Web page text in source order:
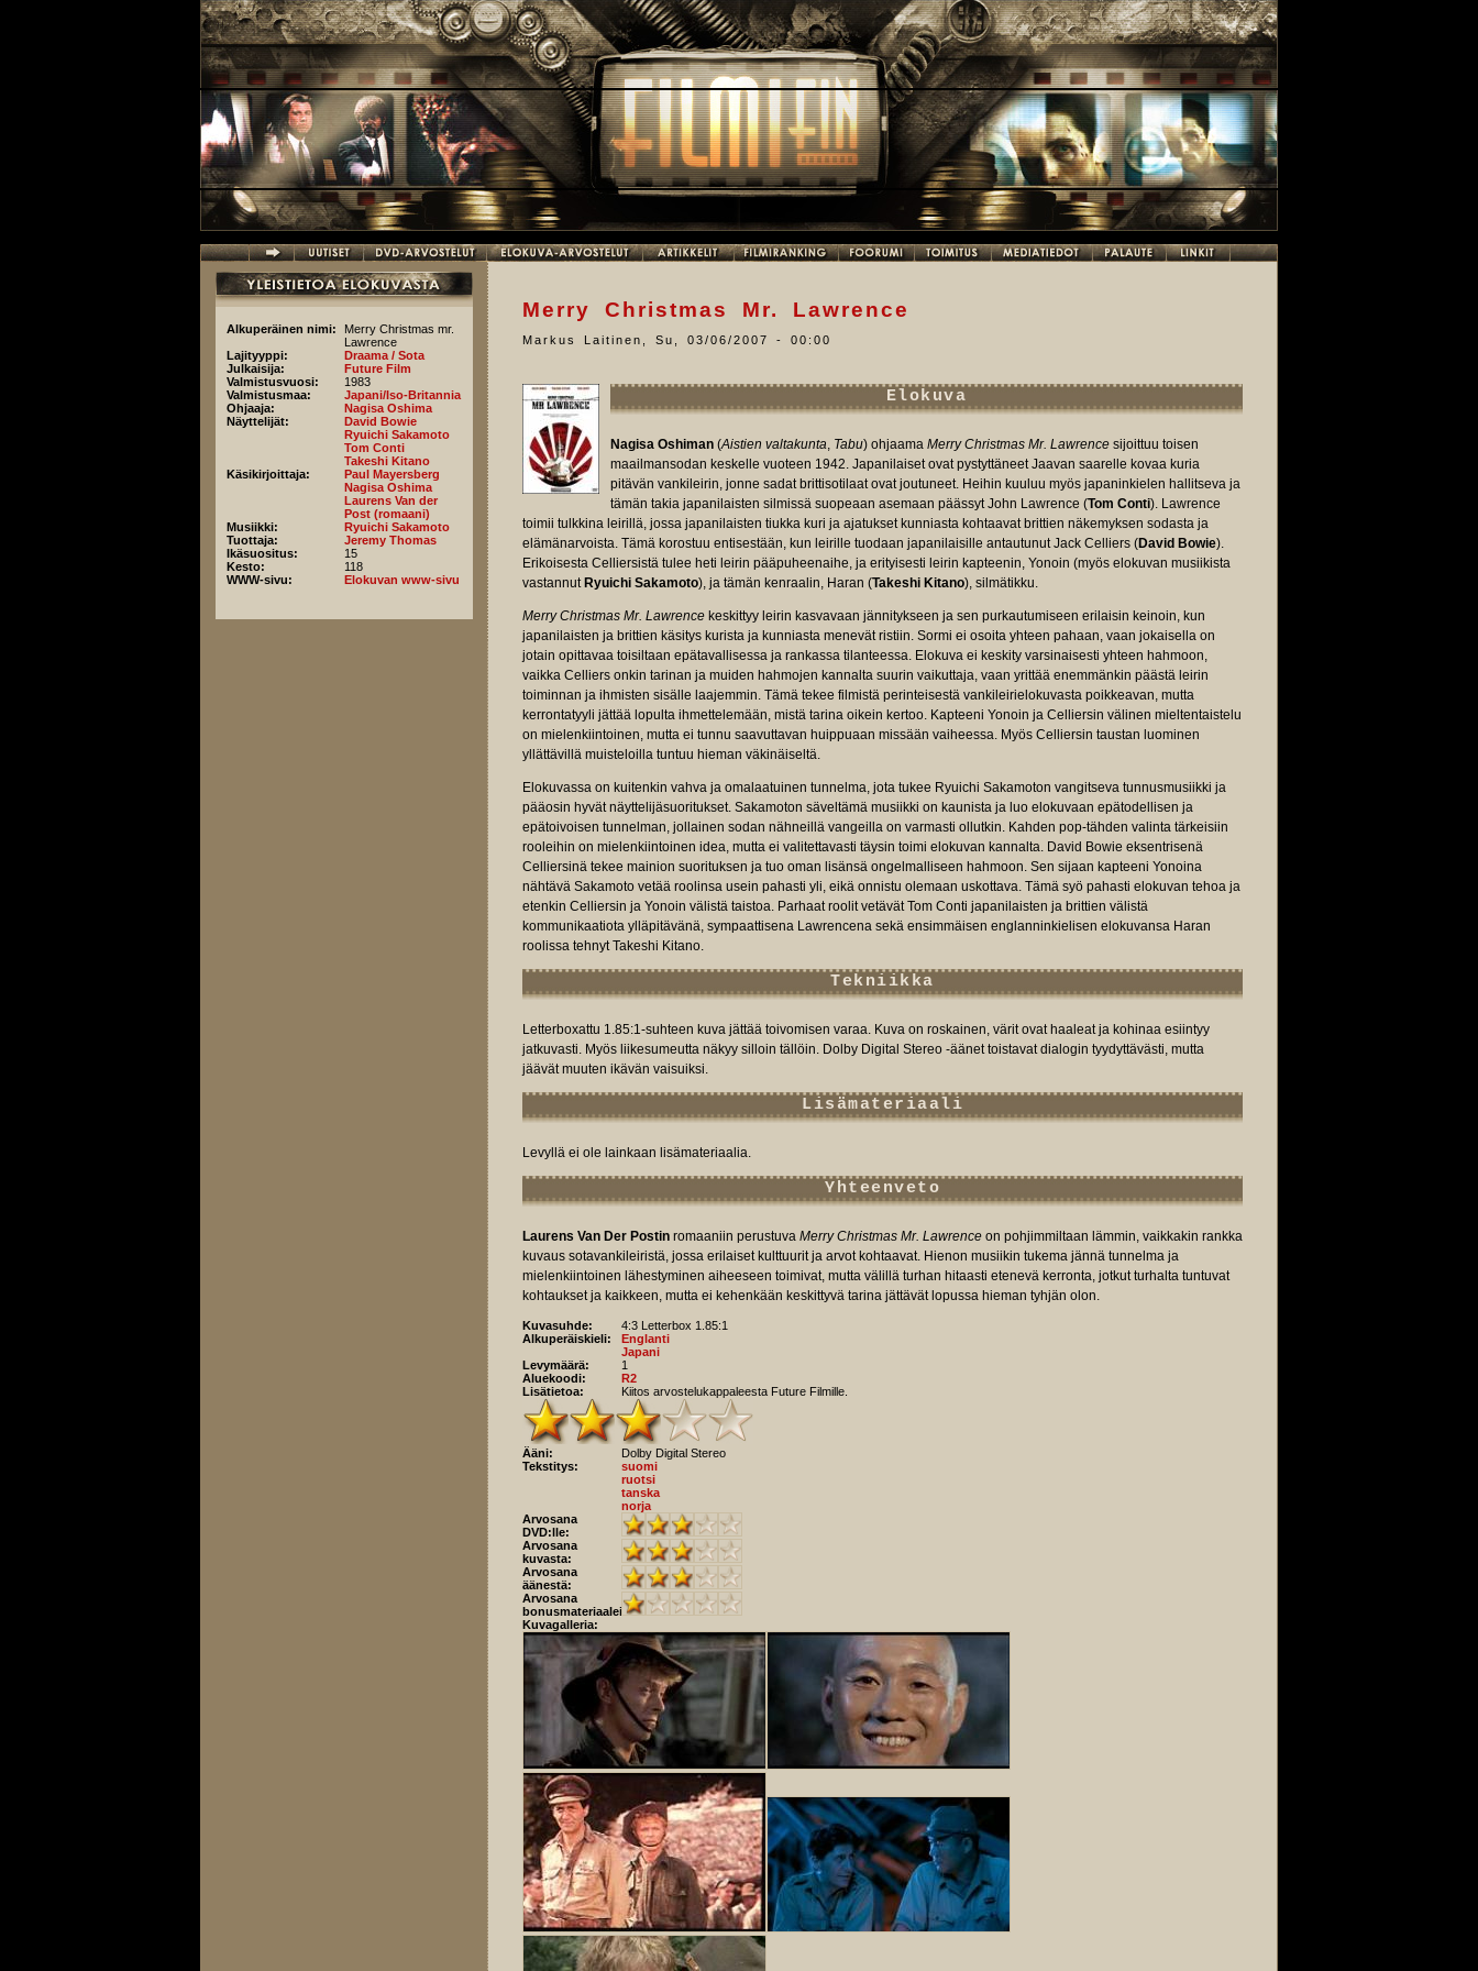
Alkuperäinen nimi:
Merry Christmas mr.
Lawrence
Lajityyppi:
Draama / Sota
Julkaisija:
Future Film
Valmistusvuosi:
1983
Valmistusmaa:
Japani/Iso-Britannia
Ohjaaja:
Nagisa Oshima
Näyttelijät:
David Bowie
Ryuichi Sakamoto
Tom Conti
Takeshi Kitano
Käsikirjoittaja:
Paul Mayersberg
Nagisa Oshima
Laurens Van der
Post (romaani)
Musiikki:
Ryuichi Sakamoto
Tuottaja:
Jeremy Thomas
Ikäsuositus:
15
Kesto:
118
WWW-sivu:
Elokuvan www-sivu
Merry Christmas Mr. Lawrence
Markus Laitinen Su, 03/06/2007 - 00:00
Elokuva
Nagisa Oshiman (Aistien valtakunta, Tabu) ohjaama Merry Christmas Mr. Lawrence sijoittuu toisen
maailmansodan keskelle vuoteen 1942. Japanilaiset ovat pystyttäneet Jaavan saarelle kovaa kuria
pitävän vankileirin, jonne sadat brittisotilaat ovat joutuneet. Heihin kuuluu myös japaninkielen hallitseva ja
tämän takia japanilaisten silmissä suopeaan asemaan päässyt John Lawrence (Tom Conti). Lawrence
toimii tulkkina leirillä, jossa japanilaisten tiukka kuri ja ajatukset kunniasta kohtaavat brittien näkemyksen sodasta ja
elämänarvoista. Tämä korostuu entisestään, kun leirille tuodaan japanilaisille antautunut Jack Celliers (David Bowie).
Erikoisesta Celliersistä tulee heti leirin pääpuheenaihe, ja erityisesti leirin kapteenin, Yonoin (myös elokuvan musiikista
vastannut Ryuichi Sakamoto), ja tämän kenraalin, Haran (Takeshi Kitano), silmätikku.
Merry Christmas Mr. Lawrence keskittyy leirin kasvavaan jännitykseen ja sen purkautumiseen erilaisin keinoin, kun
japanilaisten ja brittien käsitys kurista ja kunniasta menevät ristiin. Sormi ei osoita yhteen pahaan, vaan jokaisella on
jotain opittavaa toisiltaan epätavallisessa ja rankassa tilanteessa. Elokuva ei keskity varsinaisesti yhteen hahmoon,
vaikka Celliers onkin tarinan ja muiden hahmojen kannalta suurin vaikuttaja, vaan yrittää enemmänkin päästä leirin
toiminnan ja ihmisten sisälle laajemmin. Tämä tekee filmistä perinteisestä vankileirielokuvasta poikkeavan, mutta
kerrontatyyli jättää lopulta ihmettelemään, mistä tarina oikein kertoo. Kapteeni Yonoin ja Celliersin välinen mieltentaistelu
on mielenkiintoinen, mutta ei tunnu saavuttavan huippuaan missään vaiheessa. Myös Celliersin taustan luominen
yllättävillä muisteloilla tuntuu hieman väkinäiseltä.
Elokuvassa on kuitenkin vahva ja omalaatuinen tunnelma, jota tukee Ryuichi Sakamoton vangitseva tunnusmusiikki ja
pääosin hyvät näyttelijäsuoritukset. Sakamoton säveltämä musiikki on kaunista ja luo elokuvaan epätodellisen ja
epätoivoisen tunnelman, jollainen sodan nähneillä vangeilla on varmasti ollutkin. Kahden pop-tähden valinta tärkeisiin
rooleihin on mielenkiintoinen idea, mutta ei valitettavasti täysin toimi elokuvan kannalta. David Bowie eksentrisenä
Celliersinä tekee mainion suorituksen ja tuo oman lisänsä ongelmalliseen hahmoon. Sen sijaan kapteeni Yonoina
nähtävä Sakamoto vetää roolinsa usein pahasti yli, eikä onnistu olemaan uskottava. Tämä syö pahasti elokuvan tehoa ja
etenkin Celliersin ja Yonoin välistä taistoa. Parhaat roolit vetävät Tom Conti japanilaisten ja brittien välistä
kommunikaatiota ylläpitävänä, sympaattisena Lawrencena sekä ensimmäisen englanninkielisen elokuvansa Haran
roolissa tehnyt Takeshi Kitano.
Tekniikka
Letterboxattu 1.85:1-suhteen kuva jättää toivomisen varaa. Kuva on roskainen, värit ovat haaleat ja kohinaa esiintyy
jatkuvasti. Myös liikesumeutta näkyy silloin tällöin. Dolby Digital Stereo -äänet toistavat dialogin tyydyttävästi, mutta
jäävät muuten ikävän vaisuiksi.
Lisämateriaali
Levyllä ei ole lainkaan lisämateriaalia.
Yhteenveto
Laurens Van Der Postin romaaniin perustuva Merry Christmas Mr. Lawrence on pohjimmiltaan lämmin, vaikkakin rankka
kuvaus sotavankileiristä, jossa erilaiset kulttuurit ja arvot kohtaavat. Hienon musiikin tukema jännä tunnelma ja
mielenkiintoinen lähestyminen aiheeseen toimivat, mutta välillä turhan hitaasti etenevä kerronta, jotkut turhalta tuntuvat
kohtaukset ja kaikkeen, mutta ei kehenkään keskittyvä tarina jättävät lopussa hieman tyhjän olon.
Kuvasuhde:
4:3 Letterbox 1.85:1
Alkuperäiskieli:
Englanti
Japani
Levymäärä:
1
Aluekoodi:
R2
Lisätietoa:
Kiitos arvostelukappaleesta Future Filmille.
Ääni:
Dolby Digital Stereo
Tekstitys:
suomi
ruotsi
tanska
norja
Arvosana
DVD:lle:
Arvosana
kuvasta:
Arvosana
äänestä:
Arvosana
bonusmateriaaleista:
Kuvagalleria: